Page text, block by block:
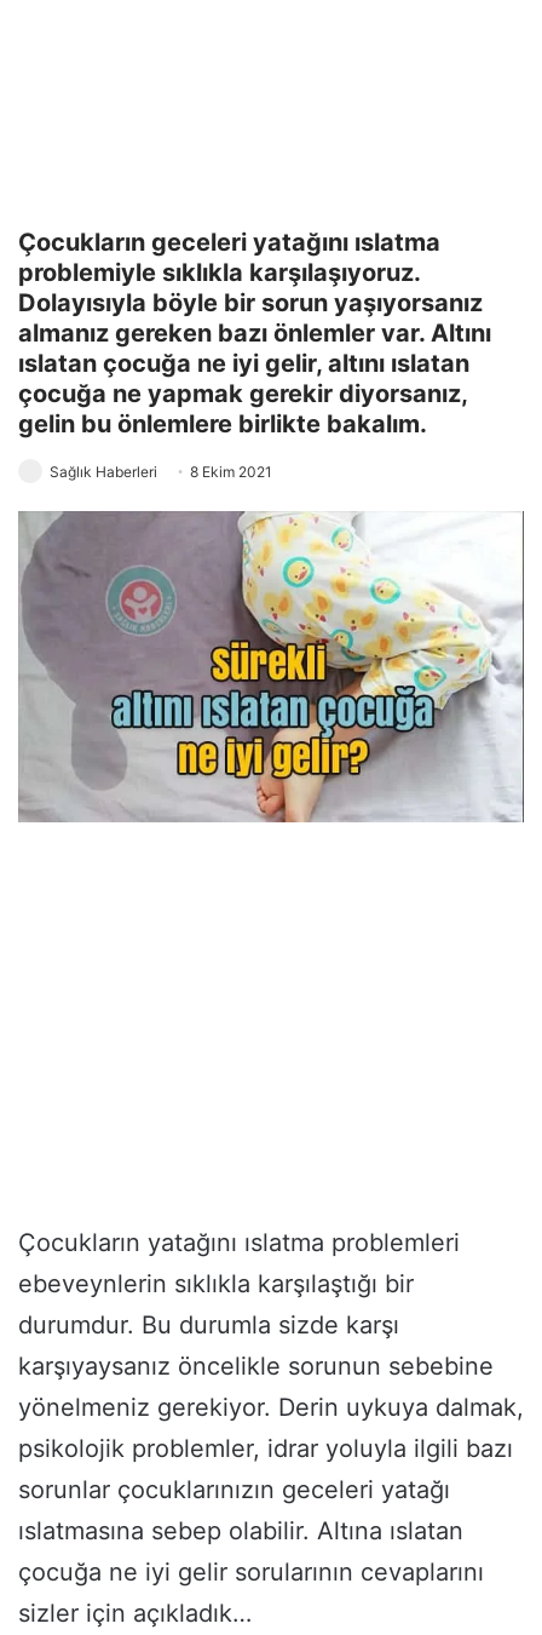
Çocukların geceleri yatağını ıslatma
problemiyle sıklıkla karşılaşıyoruz.
Dolayısıyla böyle bir sorun yaşıyorsanız
almanız gereken bazı önlemler var. Altını
ıslatan çocuğa ne iyi gelir, altını ıslatan
çocuğa ne yapmak gerekir diyorsanız,
gelin bu önlemlere birlikte bakalım.
Sağlık Haberleri 8 Ekim 2021
Çocukların yatağını ıslatma problemleri
ebeveynlerin sıklıkla karşılaştığı bir
durumdur. Bu durumla sizde karşı
karşıyaysanız öncelikle sorunun sebebine
yönelmeniz gerekiyor. Derin uykuya dalmak,
psikolojik problemler, idrar yoluyla ilgili bazı
sorunlar çocuklarınızın geceleri yatağı
ıslatmasına sebep olabilir. Altına ıslatan
çocuğa ne iyi gelir sorularının cevaplarını
sizler için açıkladık…